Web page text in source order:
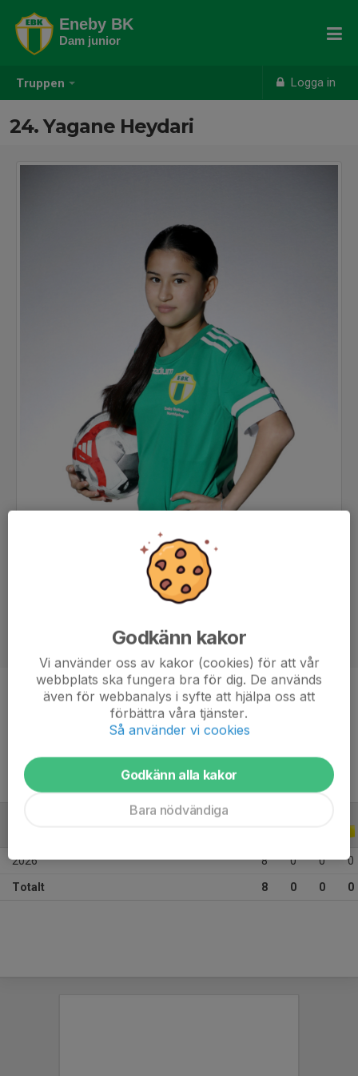
Truppen Logga in
Eneby BK
Dam junior
24. Yagane Heydari
Position
-
13 år
2026 8 0 0 0
Totalt 8 0 0 0
Godkänn kakor
Vi använder oss av kakor (cookies) för att vår
webbplats ska fungera bra för dig. De används
även för webbanalys i syfte att hjälpa oss att
förbättra våra tjänster.
Så använder vi cookies
Godkänn alla kakor
Bara nödvändiga